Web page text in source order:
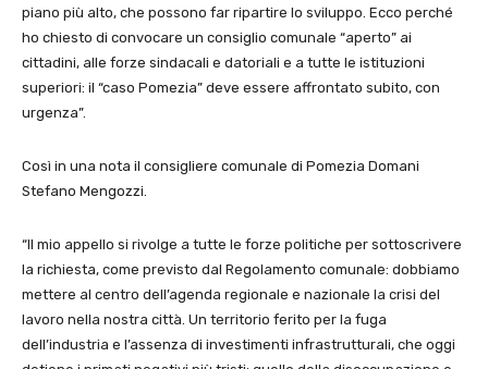
piano più alto, che possono far ripartire lo sviluppo. Ecco perché
ho chiesto di convocare un consiglio comunale “aperto” ai
cittadini, alle forze sindacali e datoriali e a tutte le istituzioni
superiori: il “caso Pomezia” deve essere affrontato subito, con
urgenza”.
Così in una nota il consigliere comunale di Pomezia Domani
Stefano Mengozzi.
“Il mio appello si rivolge a tutte le forze politiche per sottoscrivere
la richiesta, come previsto dal Regolamento comunale: dobbiamo
mettere al centro dell’agenda regionale e nazionale la crisi del
lavoro nella nostra città. Un territorio ferito per la fuga
dell’industria e l’assenza di investimenti infrastrutturali, che oggi